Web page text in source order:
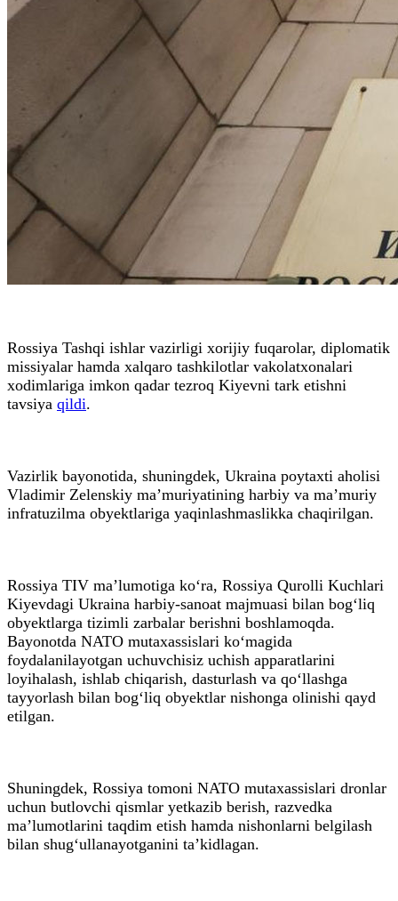
Rossiya Tashqi ishlar vazirligi xorijiy fuqarolar, diplomatik
missiyalar hamda xalqaro tashkilotlar vakolatxonalari
xodimlariga imkon qadar tezroq Kiyevni tark etishni
tavsiya qildi.
Vazirlik bayonotida, shuningdek, Ukraina poytaxti aholisi
Vladimir Zelenskiy ma’muriyatining harbiy va ma’muriy
infratuzilma obyektlariga yaqinlashmaslikka chaqirilgan.
Rossiya TIV ma’lumotiga ko‘ra, Rossiya Qurolli Kuchlari
Kiyevdagi Ukraina harbiy-sanoat majmuasi bilan bog‘liq
obyektlarga tizimli zarbalar berishni boshlamoqda.
Bayonotda NATO mutaxassislari ko‘magida
foydalanilayotgan uchuvchisiz uchish apparatlarini
loyihalash, ishlab chiqarish, dasturlash va qo‘llashga
tayyorlash bilan bog‘liq obyektlar nishonga olinishi qayd
etilgan.
Shuningdek, Rossiya tomoni NATO mutaxassislari dronlar
uchun butlovchi qismlar yetkazib berish, razvedka
ma’lumotlarini taqdim etish hamda nishonlarni belgilash
bilan shug‘ullanayotganini ta’kidlagan.